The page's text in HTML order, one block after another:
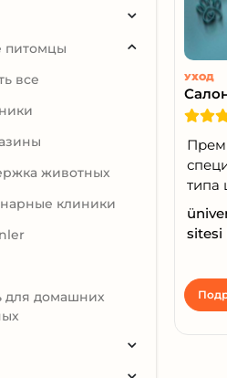
УХОД
типа
sitesi
все
животных
клиники
для домашних